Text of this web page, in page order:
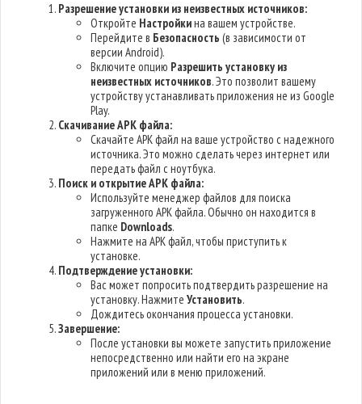
Разрешение установки из неизвестных источников:
Откройте Настройкина вашем устройстве.
Перейдите в Безопасность (в зависимости от
версии Android).
Включите опцию Разрешить установку из
неизвестных источников. Это позволит вашему
устройству устанавливать приложения не из Google
Play.
Скачивание APK файла:
Скачайте APK файл на ваше устройство с надежного
источника. Это можно сделать через интернет или
передать файл с ноутбука.
Поиск и открытие APK файла:
Используйте менеджер файлов для поиска
загруженного APK файла. Обычно он находится в
папке Downloads.
Нажмите на APK файл, чтобы приступить к
установке.
Подтверждение установки:
Вас может попросить подтвердить разрешение на
установку. НажмитеУстановить.
Дождитесь окончания процесса установки.
Завершение:
После установки вы можете запустить приложение
непосредственно или найти его на экране
приложений или в меню приложений.